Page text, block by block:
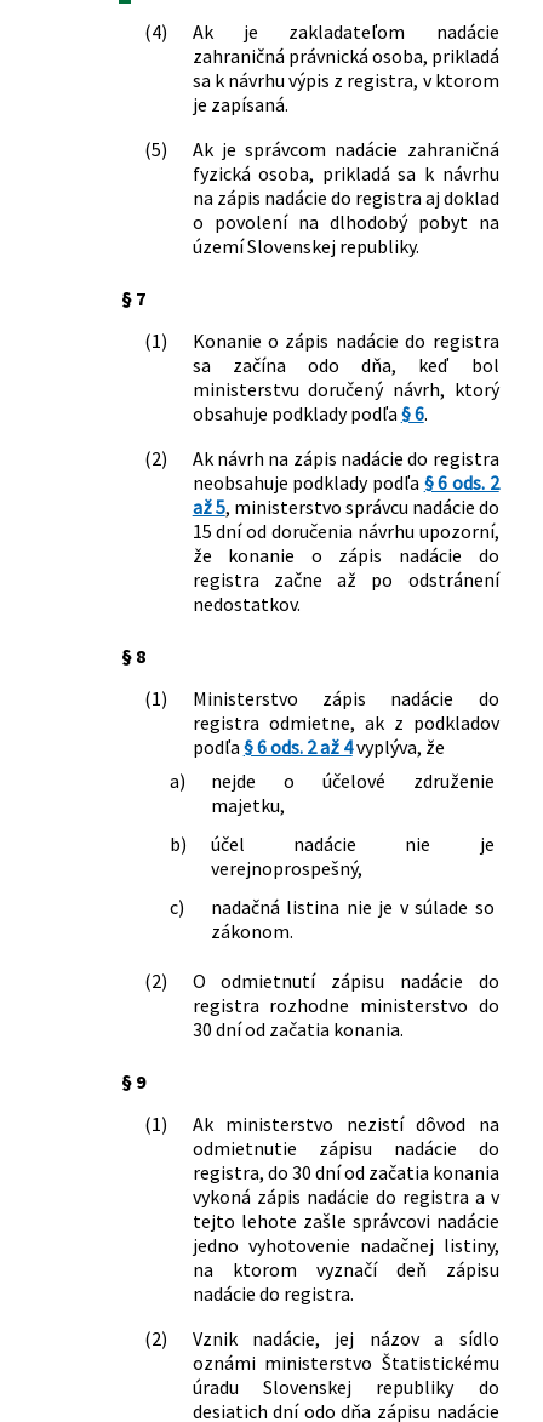
(4)
Ak je zakladateľom nadácie
zahraničná právnická osoba, prikladá
sa k návrhu výpis z registra, v ktorom
je zapísaná.
(5)
Ak je správcom nadácie zahraničná
fyzická osoba, prikladá sa k návrhu
na zápis nadácie do registra aj doklad
o povolení na dlhodobý pobyt na
území Slovenskej republiky.
§ 7
(1)
Konanie o zápis nadácie do registra
sa začína odo dňa, keď bol
ministerstvu doručený návrh, ktorý
obsahuje podklady podľa § 6.
(2)
Ak návrh na zápis nadácie do registra
neobsahuje podklady podľa § 6 ods. 2
až 5, ministerstvo správcu nadácie do
15 dní od doručenia návrhu upozorní,
že konanie o zápis nadácie do
registra začne až po odstránení
nedostatkov.
§ 8
(1)
Ministerstvo zápis nadácie do
registra odmietne, ak z podkladov
podľa § 6 ods. 2 až 4vyplýva, že
a)
nejde o účelové združenie
majetku,
b)
účel nadácie nie je
verejnoprospešný,
c)
nadačná listina nie je v súlade so
zákonom.
(2)
O odmietnutí zápisu nadácie do
registra rozhodne ministerstvo do
30 dní od začatia konania.
§ 9
(1)
Ak ministerstvo nezistí dôvod na
odmietnutie zápisu nadácie do
registra, do 30 dní od začatia konania
vykoná zápis nadácie do registra a v
tejto lehote zašle správcovi nadácie
jedno vyhotovenie nadačnej listiny,
na ktorom vyznačí deň zápisu
nadácie do registra.
(2)
Vznik nadácie, jej názov a sídlo
oznámi ministerstvo Štatistickému
úradu Slovenskej republiky do
desiatich dní odo dňa zápisu nadácie